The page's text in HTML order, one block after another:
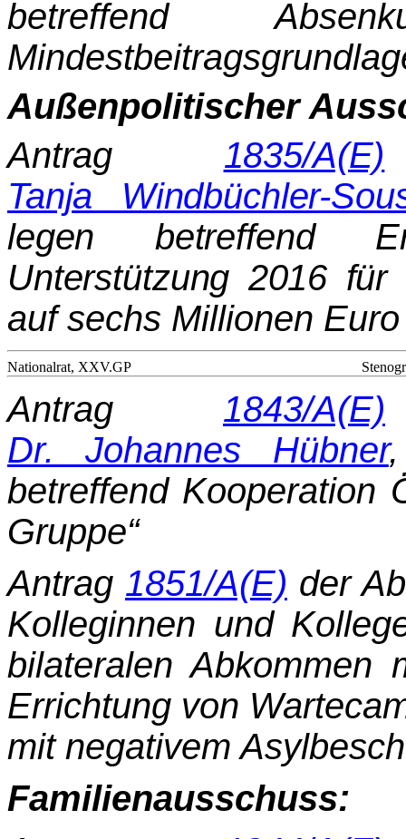
betreffend
Außenpolitischer
Antrag 1835/A(E)
Tanja Windbüchler-
legen betreffend
Unterstützung 2016
auf sechs Millionen Euro
Nationalrat, XXV.GP
Antrag 1843/A(E)
Dr. Johannes Hübner
betreffend Kooperation
Gruppe“
Antrag 1851/A(E) der
Kolleginnen und
bilateralen Abkommen
Errich­tung von
mit negativem
Familienausschuss: